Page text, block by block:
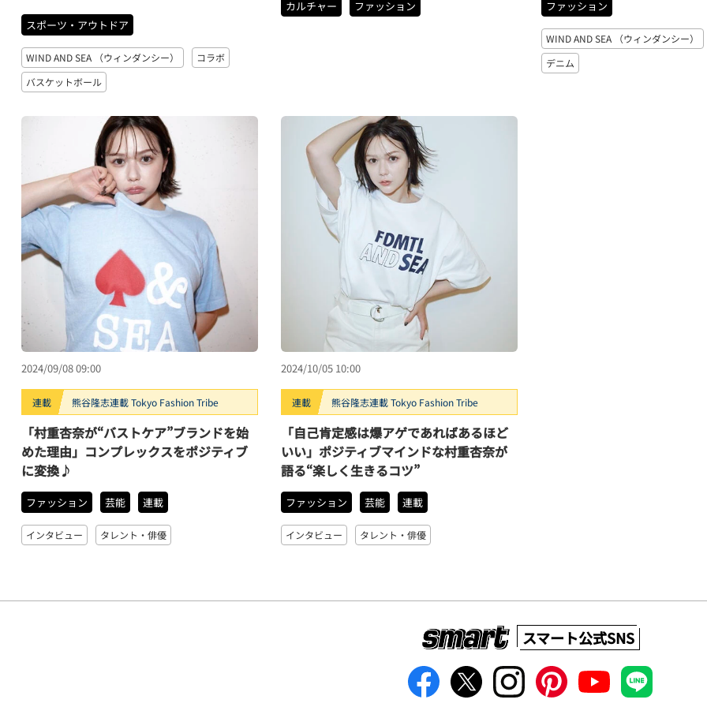
スポーツ・アウトドア
WIND AND SEA （ウィンダンシー）
コラボ
バスケットボール
カルチャー ファッション ファッション
WIND AND SEA （ウィンダンシー）
デニム
2024/09/08 09:00
連載 熊谷隆志連載 Tokyo Fashion Tribe
「村重杏奈が“バストケア”ブランドを始
めた理由」コンプレックスをポジティブ
に変換♪
ファッション 芸能 連載
インタビュー タレント・俳優
2024/10/05 10:00
連載 熊谷隆志連載 Tokyo Fashion Tribe
「自己肯定感は爆アゲであればあるほど
いい」ポジティブマインドな村重杏奈が
語る“楽しく生きるコツ”
ファッション 芸能 連載
インタビュー タレント・俳優
スマート公式SNS